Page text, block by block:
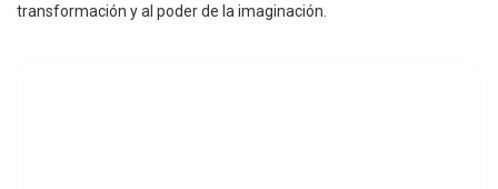
transformación y al poder de la imaginación.